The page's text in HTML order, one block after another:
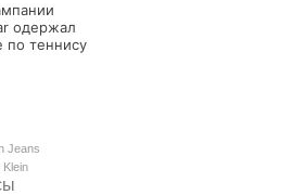
одержал
по теннису
Jeans